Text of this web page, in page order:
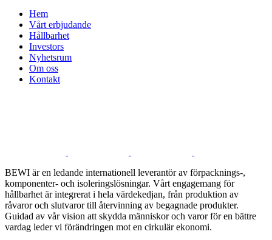
Hem
Vårt erbjudande
Hållbarhet
Investors
Nyhetsrum
Om oss
Kontakt
BEWI är en ledande internationell leverantör av förpacknings-,
komponenter- och isoleringslösningar. Vårt engagemang för
hållbarhet är integrerat i hela värdekedjan, från produktion av
råvaror och slutvaror till återvinning av begagnade produkter.
Guidad av vår vision att skydda människor och varor för en bättre
vardag leder vi förändringen mot en cirkulär ekonomi.